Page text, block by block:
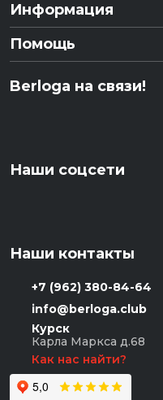
Информация
Помощь
Berloga на связи!
Наши соцсети
Наши контакты
+7 (962) 380-84-64
info@berloga.club
Курск
Карла Маркса д.68
Как нас найти?